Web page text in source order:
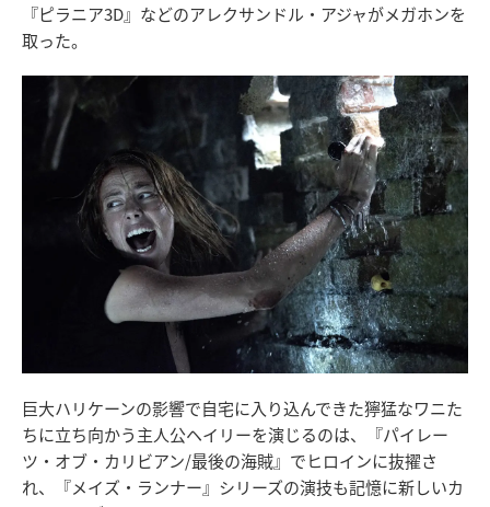
『ピラニア3D』などのアレクサンドル・アジャがメガホンを
取った。
巨大ハリケーンの影響で自宅に入り込んできた獰猛なワニた
ちに立ち向かう主人公ヘイリーを演じるのは、『パイレー
ツ・オブ・カリビアン/最後の海賊』でヒロインに抜擢さ
れ、『メイズ・ランナー』シリーズの演技も記憶に新しいカ